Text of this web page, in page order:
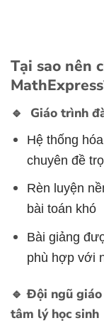
Tại sao nên
🔹 Giáo trình
Hệ thống
chuyên đề
Rèn luyện
bài toán khó
Bài giảng
phù hợp với
🔹 Đội ngũ
tâm lý học sinh